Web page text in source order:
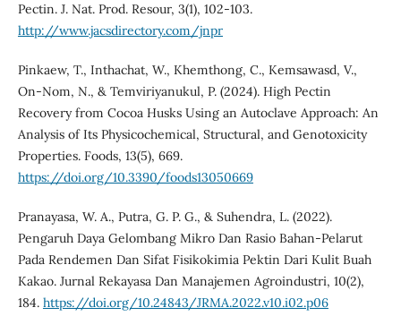
Pectin. J. Nat. Prod. Resour, 3(1), 102-103.
http://www.jacsdirectory.com/jnpr
Pinkaew, T., Inthachat, W., Khemthong, C., Kemsawasd, V.,
On-Nom, N., & Temviriyanukul, P. (2024). High Pectin
Recovery from Cocoa Husks Using an Autoclave Approach: An
Analysis of Its Physicochemical, Structural, and Genotoxicity
Properties. Foods, 13(5), 669.
https://doi.org/10.3390/foods13050669
Pranayasa, W. A., Putra, G. P. G., & Suhendra, L. (2022).
Pengaruh Daya Gelombang Mikro Dan Rasio Bahan-Pelarut
Pada Rendemen Dan Sifat Fisikokimia Pektin Dari Kulit Buah
Kakao. Jurnal Rekayasa Dan Manajemen Agroindustri, 10(2),
184. https://doi.org/10.24843/JRMA.2022.v10.i02.p06